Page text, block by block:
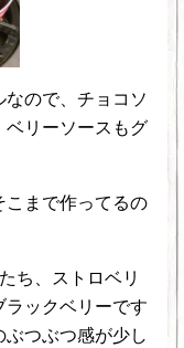
ので、チョコソ
ベリーソースもグ
こまで作ってるの
ち、ストロベリ
ラックベリーです
つぶつ感が少し